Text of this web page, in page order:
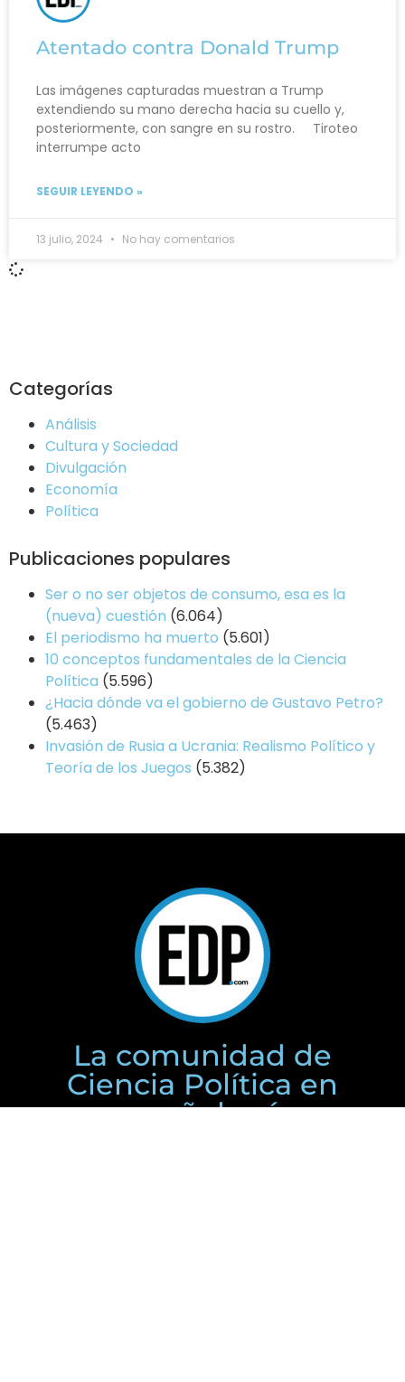
Atentado contra Donald Trump
Las imágenes capturadas muestran a Trump
extendiendo su mano derecha hacia su cuello y,
posteriormente, con sangre en su rostro. Tiroteo
interrumpe acto
SEGUIR LEYENDO »
13 julio, 2024 No hay comentarios
Categorías
Análisis
Cultura y Sociedad
Divulgación
Economía
Política
Publicaciones populares
Ser o no ser objetos de consumo, esa es la
(nueva) cuestión (6.064)
El periodismo ha muerto (5.601)
10 conceptos fundamentales de la Ciencia
Política (5.596)
¿Hacia dónde va el gobierno de Gustavo Petro?
(5.463)
Invasión de Rusia a Ucrania: Realismo Político y
Teoría de los Juegos (5.382)
La comunidad de
Ciencia Política en
español más